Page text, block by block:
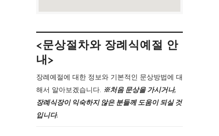
<문상절차와 장례식예절 안
내>
장례예절에 대한 정보와 기본적인 문상방법에 대
해서 알아보겠습니다. ※처음 문상을 가시거나,
장례식장이 익숙하지 않은 분들께 도움이 되실 것
입니다.